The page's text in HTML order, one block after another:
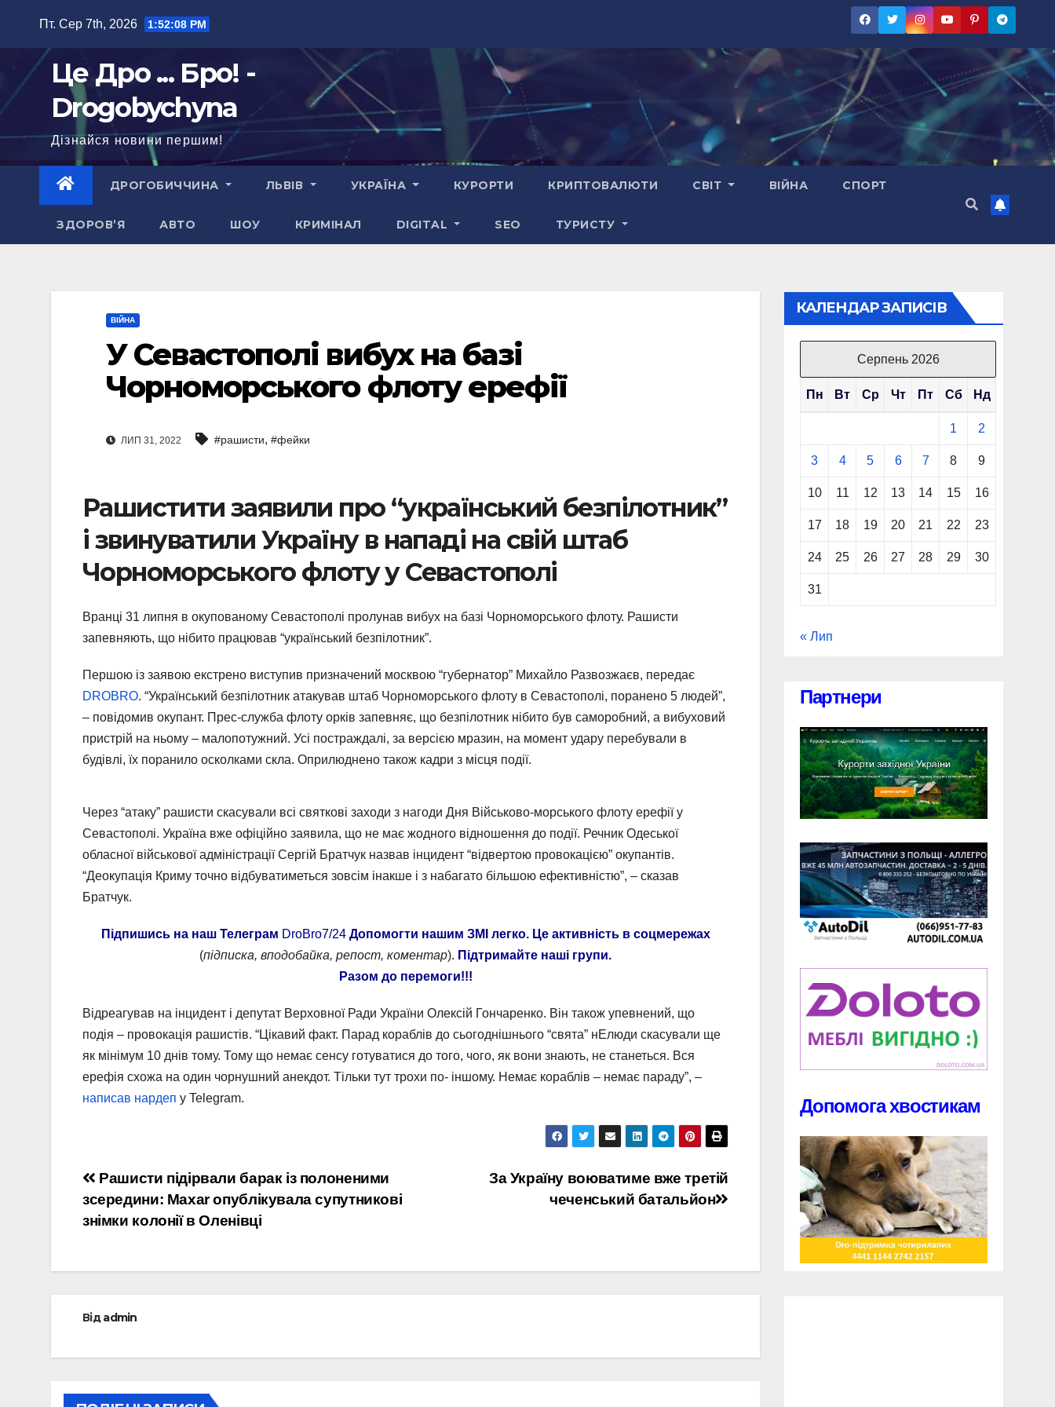
Пт. Сер 7th, 2026 1:52:09 PM
Це Дро ... Бро! -
Drogobychyna
Дізнайся новини першим!
ДРОГОБИЧЧИНА ЛЬВІВ УКРАЇНА КУРОРТИ КРИПТОВАЛЮТИ СВІТ ВІЙНА СПОРТ
ЗДОРОВ’Я АВТО ШОУ КРИМІНАЛ DIGITAL SEO ТУРИСТУ
ВІЙНА
У Севастополі вибух на базі
Чорноморського флоту ерефії
ЛИП 31, 2022 #рашисти, #фейки
Рашистити заявили про “український безпілотник”
і звинуватили Україну в нападі на свій штаб
Чорноморського флоту у Севастополі
Вранці 31 липня в окупованому Севастополі пролунав вибух на базі Чорноморського флоту. Рашисти
запевняють, що нібито працював “український безпілотник”.
Першою із заявою екстрено виступив призначений москвою “губернатор” Михайло Развозжаєв, передає
DROBRO. “Український безпілотник атакував штаб Чорноморського флоту в Севастополі, поранено 5 людей”,
– повідомив окупант. Прес-служба флоту орків запевняє, що безпілотник нібито був саморобний, а вибуховий
пристрій на ньому – малопотужний. Усі постраждалі, за версією мразин, на момент удару перебували в
будівлі, їх поранило осколками скла. Оприлюднено також кадри з місця події.
Через “атаку” рашисти скасували всі святкові заходи з нагоди Дня Військово-морського флоту ерефії у
Севастополі. Україна вже офіційно заявила, що не має жодного відношення до події. Речник Одеської
обласної військової адміністрації Сергій Братчук назвав інцидент “відвертою провокацією” окупантів.
“Деокупація Криму точно відбуватиметься зовсім інакше і з набагато більшою ефективністю”, – сказав
Братчук.
Підпишись на наш Телеграм DroBro7/24 Допомогти нашим ЗМІ легко. Це активність в соцмережах
(підписка, вподобайка, репост, коментар). Підтримайте наші групи.
Разом до перемоги!!!
Відреагував на інцидент і депутат Верховної Ради України Олексій Гончаренко. Він також упевнений, що
подія – провокація рашистів. “Цікавий факт. Парад кораблів до сьогоднішнього “свята” нЕлюди скасували ще
як мінімум 10 днів тому. Тому що немає сенсу готуватися до того, чого, як вони знають, не станеться. Вся
ерефія схожа на один чорнушний анекдот. Тільки тут трохи по- іншому. Немає кораблів – немає параду”, –
написав нардеп у Telegram.
Навігація
записів
За Україну воюватиме вже третій
чеченський батальйон
Рашисти підірвали барак із полоненими
зсередини: Maxar опублікувала супутникові
знімки колонії в Оленівці
Відadmin
КАЛЕНДАР ЗАПИСІВ
Серпень 2026
Пн Вт Ср Чт Пт Сб Нд
1 2
3 4 5 6 7 8 9
10 11 12 13 14 15 16
17 18 19 20 21 22 23
24 25 26 27 28 29 30
31
« Лип
Партнери
Допомога хвостикам